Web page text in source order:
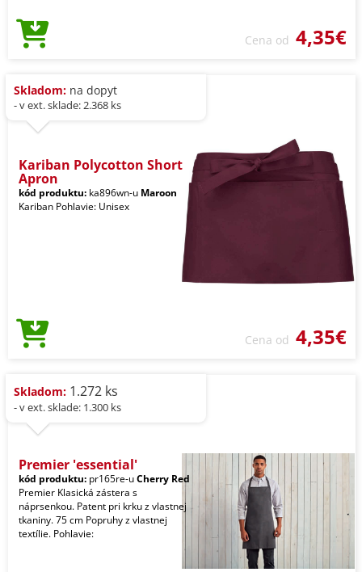
Cena od 4,35€
Skladom: na dopyt
- v ext. sklade: 2.368 ks
Kariban Polycotton Short
Apron
kód produktu: ka896wn-u Maroon
Kariban Pohlavie: Unisex
Cena od 4,35€
Skladom: 1.272 ks
- v ext. sklade: 1.300 ks
Premier 'essential'
kód produktu: pr165re-uCherry Red
Premier Klasická zástera s
náprsenkou. Patent pri krku z vlastnej
tkaniny. 75 cm Popruhy z vlastnej
textílie. Pohlavie: